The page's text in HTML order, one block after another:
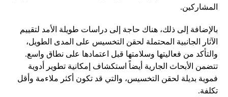
المشاركين.
بالإضافة إلى ذلك، هناك حاجة إلى دراسات طويلة الأمد لتقييم
الآثار الجانبية المحتملة لحقن التخسيس على المدى الطويل،
والتأكد من فعاليتها وسلامتها قبل اعتمادها على نطاق واسع.
تتضمن الأبحاث الجارية أيضاً استكشاف إمكانية تطوير أدوية
فموية بديلة لحقن التخسيس، والتي قد تكون أكثر ملاءمة وأقل
تكلفة.